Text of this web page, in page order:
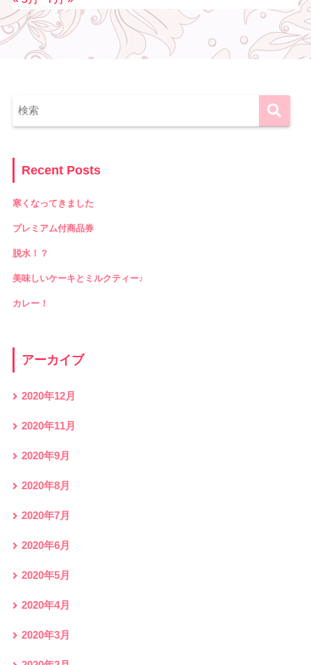
Recent Posts
寒くなってきました
プレミアム付商品券
脱水！？
美味しいケーキとミルクティー♪
カレー！
アーカイブ
2020年12月
2020年11月
2020年9月
2020年8月
2020年7月
2020年6月
2020年5月
2020年4月
2020年3月